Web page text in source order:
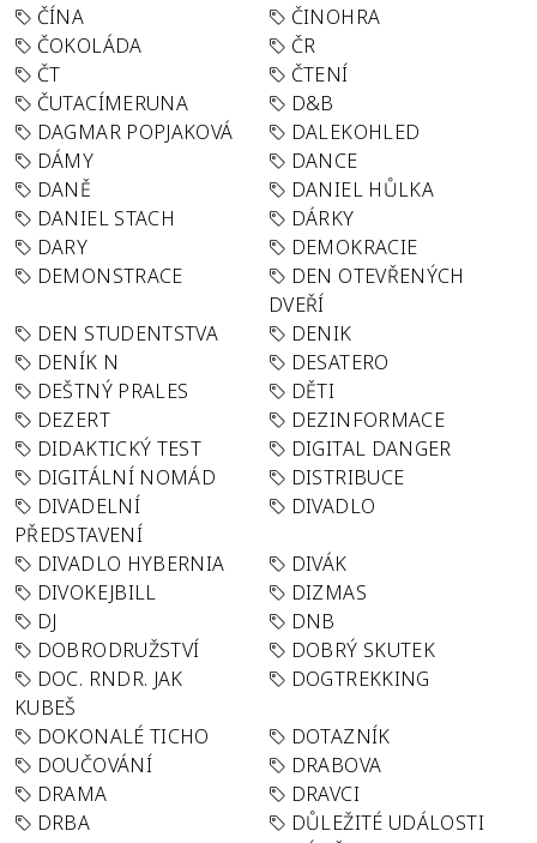
ČÍNA
ČINOHRA
ČOKOLÁDA
ČR
ČT
ČTENÍ
ČUTACÍMERUNA
D&B
DAGMAR POPJAKOVÁ
DALEKOHLED
DÁMY
DANCE
DANĚ
DANIEL HŮLKA
DANIEL STACH
DÁRKY
DARY
DEMOKRACIE
DEMONSTRACE
DEN OTEVŘENÝCH
DVEŘÍ
DEN STUDENTSTVA
DENIK
DENÍK N
DESATERO
DEŠTNÝ PRALES
DĚTI
DEZERT
DEZINFORMACE
DIDAKTICKÝ TEST
DIGITAL DANGER
DIGITÁLNÍ NOMÁD
DISTRIBUCE
DIVADELNÍ
PŘEDSTAVENÍ
DIVADLO
DIVADLO HYBERNIA
DIVÁK
DIVOKEJBILL
DIZMAS
DJ
DNB
DOBRODRUŽSTVÍ
DOBRÝ SKUTEK
DOC. RNDR. JAK
KUBEŠ
DOGTREKKING
DOKONALÉ TICHO
DOTAZNÍK
DOUČOVÁNÍ
DRABOVA
DRAMA
DRAVCI
DRBA
DŮLEŽITÉ UDÁLOSTI